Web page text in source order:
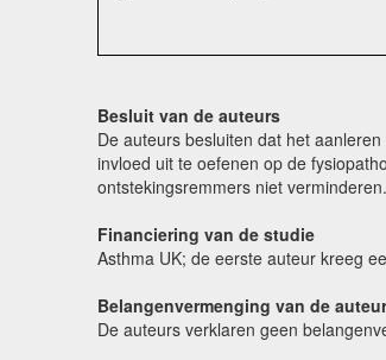
Besluit van de auteurs
De auteurs besluiten dat het
invloed uit te oefenen op de
ontstekingsremmers niet verminderen.
Financiering van de studie
Asthma UK; de eerste auteur kreeg
Belangenvermenging van de
De auteurs verklaren geen